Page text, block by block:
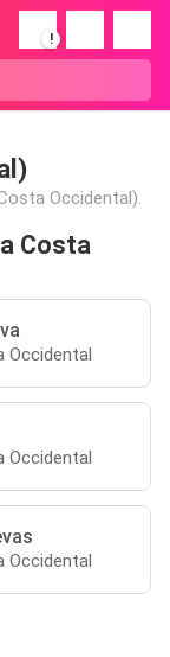
!
Occidental).
Costa
Occidental
Occidental
Occidental